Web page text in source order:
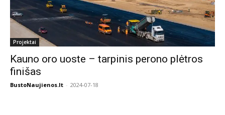
Projektai
Kauno oro uoste – tarpinis perono plėtros
finišas
BustoNaujienos.lt - 2024-07-18